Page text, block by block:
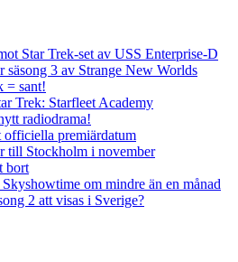
Star Trek-set av USS Enterprise-D
säsong 3 av Strange New Worlds
= sant!
Trek: Starfleet Academy
radiodrama!
officiella premiärdatum
till Stockholm i november
bort
om mindre än en månad
2 att visas i Sverige?